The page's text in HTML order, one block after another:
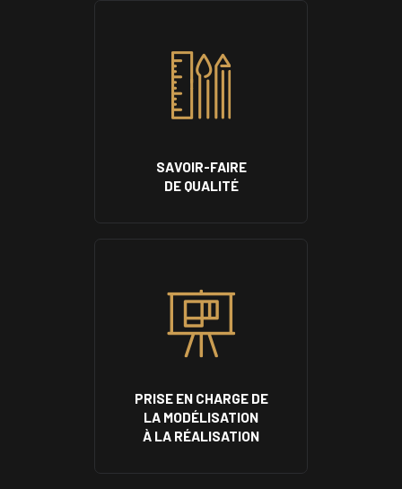
SAVOIR-FAIRE
DE QUALITÉ
PRISE EN CHARGE DE
LA MODÉLISATION
À LA RÉALISATION